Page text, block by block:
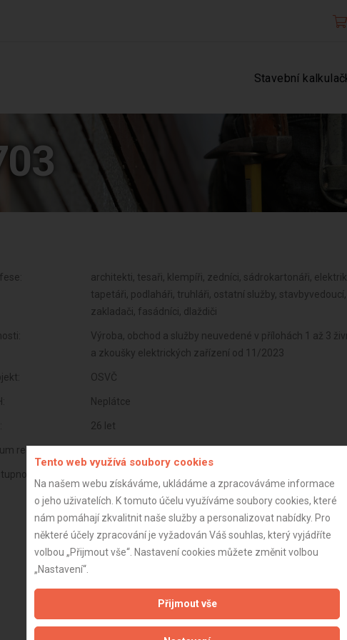
Stavební
architekti, tesaři, klempíři, zedníci, sádrokartonáři,
tapetáři, podlaháři, truhláři, ostatní služby,
zakladači, fasádníci, dlaždiči
Výroba, obchod a služby neuvedené v přílohách 1 až 3
a zkoušky elektrických zařízení od 11/2023
OSVČ
Neplátce
26 let
registrace:
Tento web využívá soubory cookies
Na našem webu získáváme, ukládáme a zpracováváme informace
o jeho uživatelích. K tomuto účelu využíváme soubory cookies, které
nám pomáhají zkvalitnit naše služby a personalizovat nabídky. Pro
některé účely zpracování je vyžadován Váš souhlas, který vyjádříte
volbou „Přijmout vše“. Nastavení cookies můžete změnit volbou
„Nastavení“.
Přijmout vše